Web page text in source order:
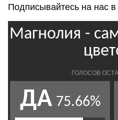
Подписывайтесь на нас в